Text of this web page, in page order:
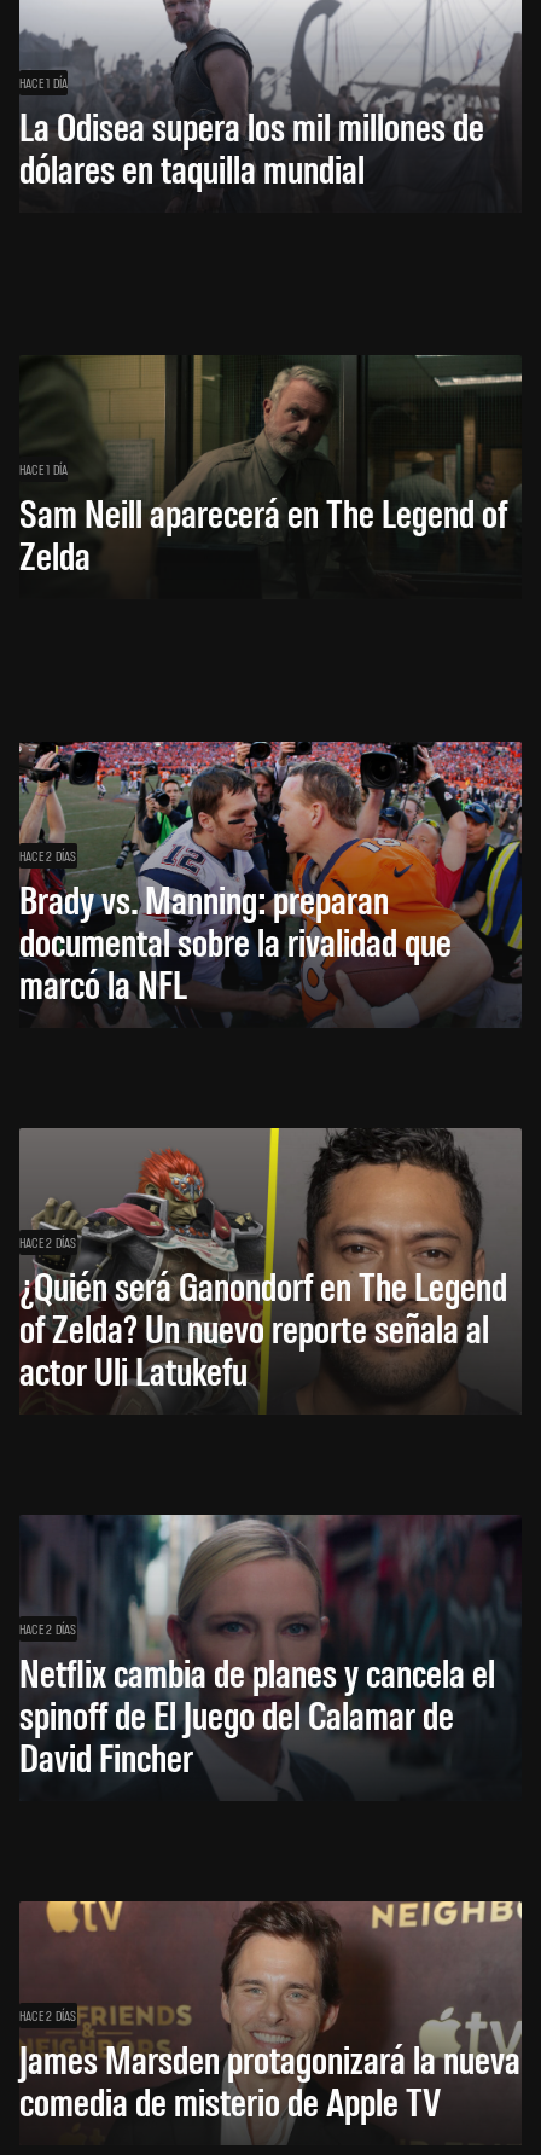
HACE 1 DÍA
La Odisea supera los mil millones de
dólares en taquilla mundial
HACE 1 DÍA
Sam Neill aparecerá en The Legend of
Zelda
HACE 2 DÍAS
Brady vs. Manning: preparan
documental sobre la rivalidad que
marcó la NFL
HACE 2 DÍAS
¿Quién será Ganondorf en The Legend
of Zelda? Un nuevo reporte señala al
actor Uli Latukefu
HACE 2 DÍAS
Netflix cambia de planes y cancela el
spinoff de El Juego del Calamar de
David Fincher
HACE 2 DÍAS
James Marsden protagonizará la nueva
comedia de misterio de Apple TV